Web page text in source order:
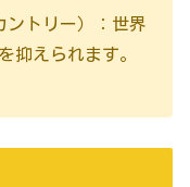
ントリー）：世界
抑えられます。